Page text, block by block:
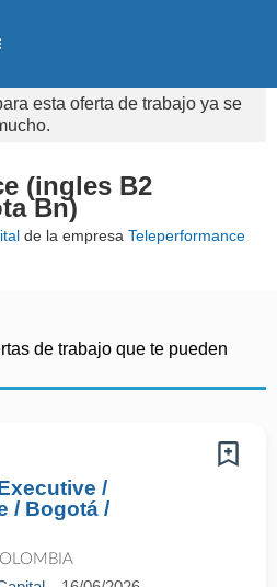
esta oferta de trabajo ya se
(ingles B2
Bn)
de la empresa Teleperformance
de trabajo que te pueden
/
/ Bogotá /